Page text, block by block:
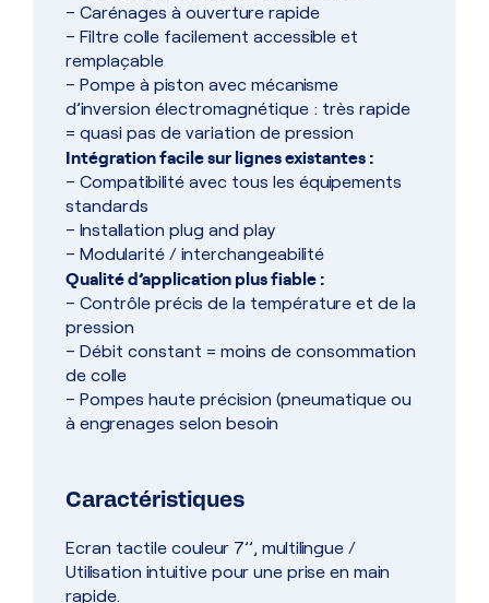
– Carénages à ouverture rapide
– Filtre colle facilement accessible et
remplaçable
– Pompe à piston avec mécanisme
d’inversion électromagnétique : très rapide
= quasi pas de variation de pression
Intégration facile sur lignes existantes :
– Compatibilité avec tous les équipements
standards
– Installation plug and play
– Modularité / interchangeabilité
Qualité d’application plus fiable :
– Contrôle précis de la température et de la
pression
– Débit constant = moins de consommation
de colle
– Pompes haute précision (pneumatique ou
à engrenages selon besoin
Caractéristiques
Ecran tactile couleur 7’’, multilingue /
Utilisation intuitive pour une prise en main
rapide.